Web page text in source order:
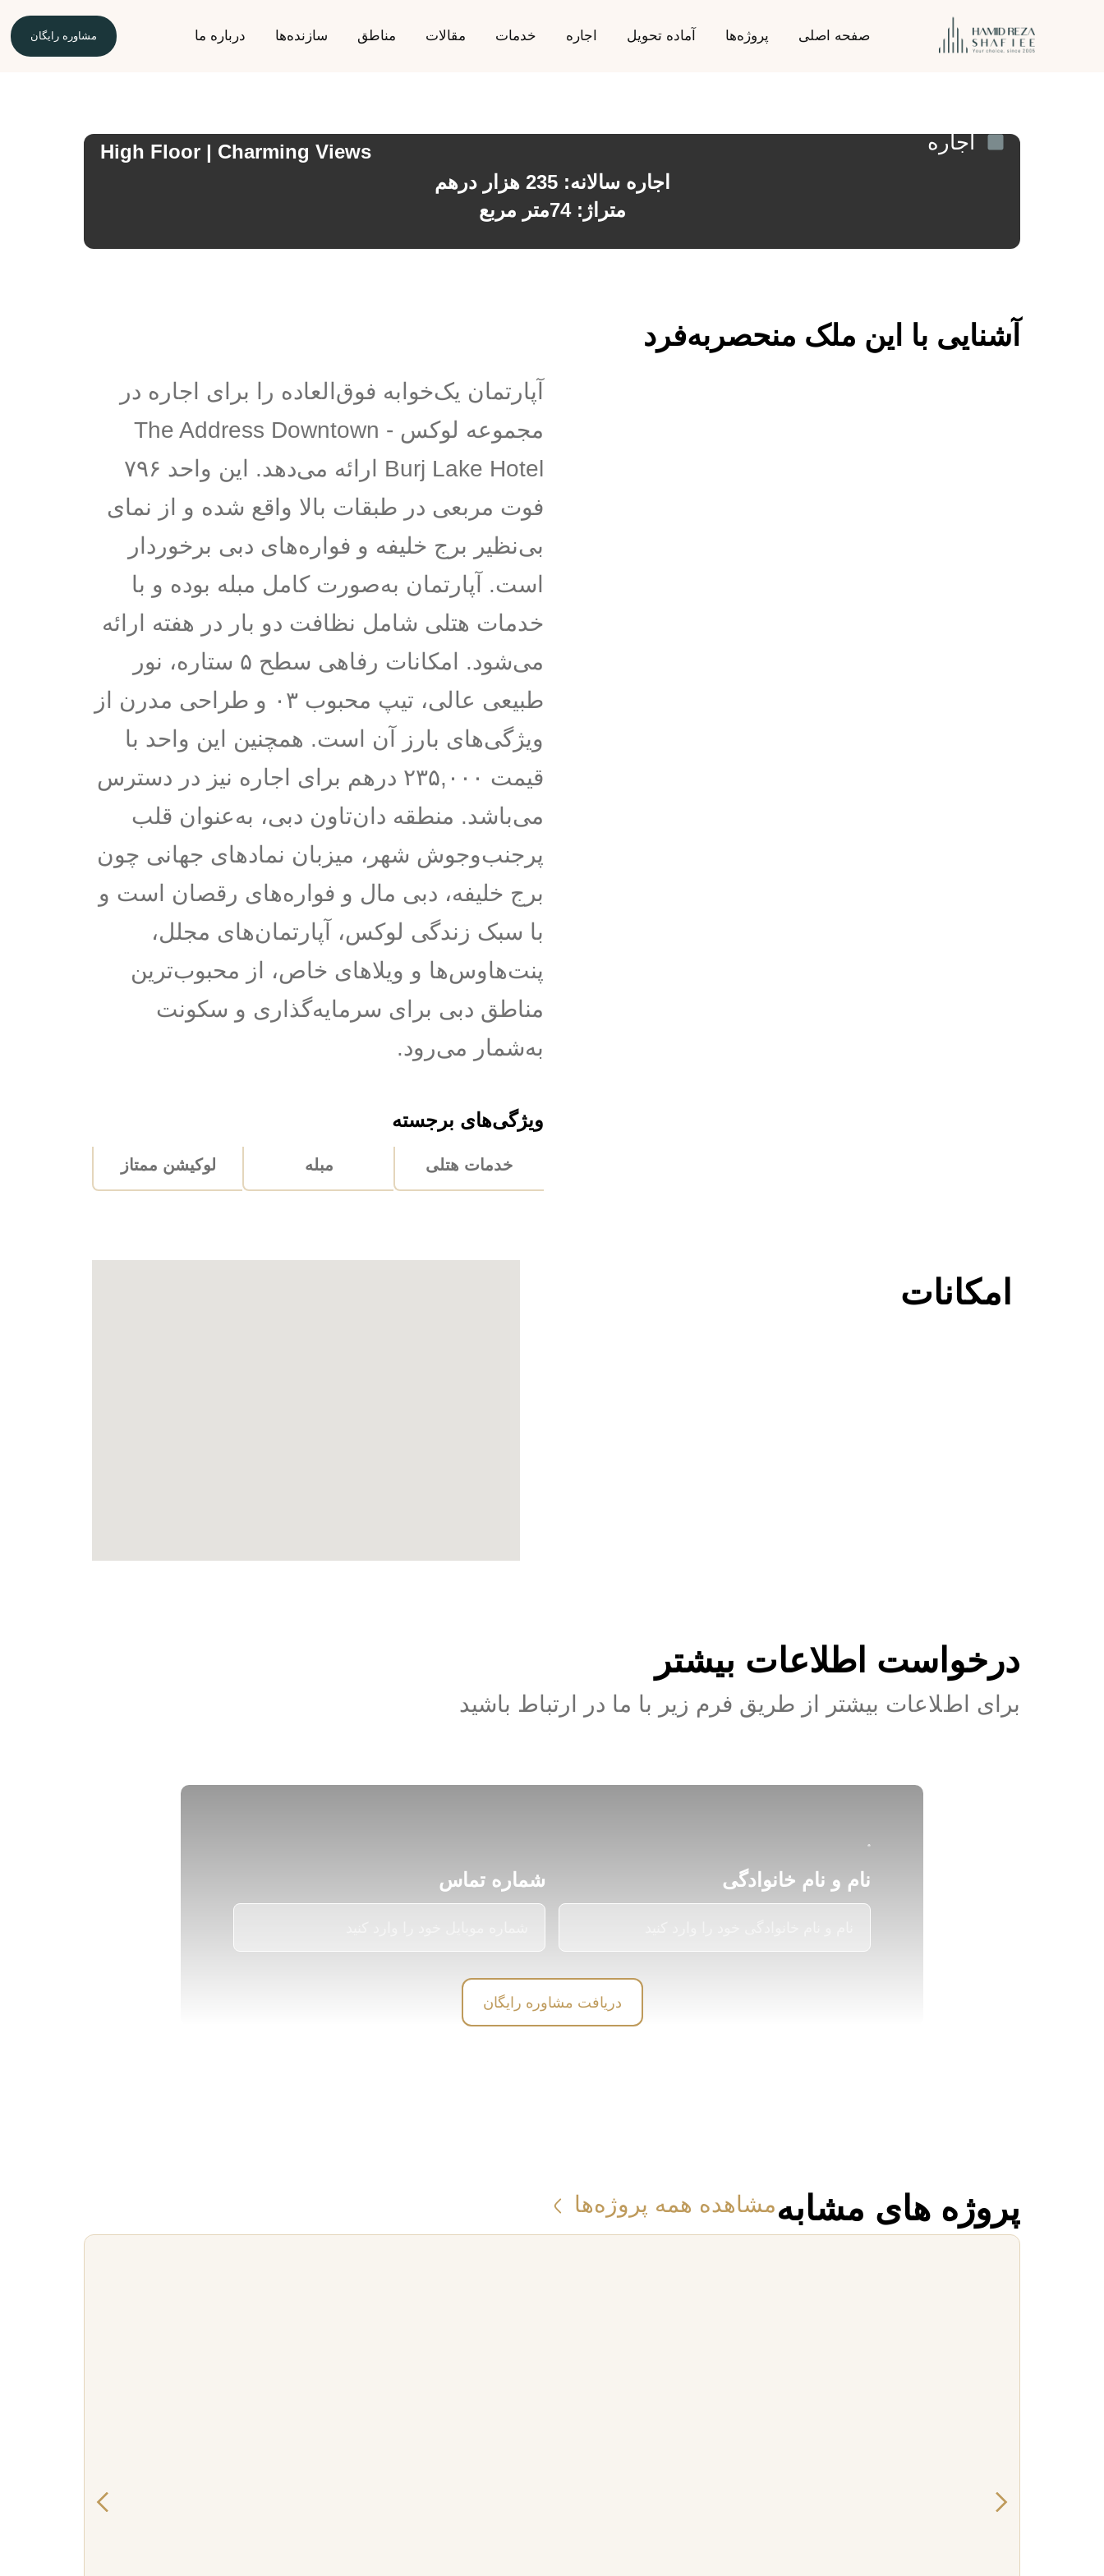
صفحه اصلی پروژه‌ها آماده تحویل اجاره خدمات مقالات مناطق سازنده‌ها درباره ما مشاوره رایگان
اجاره
اجاره سالانه: 235 هزار درهم
متراژ: 74متر مربع
High Floor | Charming Views
آشنایی با این ملک منحصربه‌فرد
آپارتمان یک‌خوابه فوق‌العاده را برای اجاره در
مجموعه لوکس The Address Downtown -
Burj Lake Hotel ارائه می‌دهد. این واحد ۷۹۶
فوت مربعی در طبقات بالا واقع شده و از نمای
بی‌نظیر برج خلیفه و فواره‌های دبی برخوردار
است. آپارتمان به‌صورت کامل مبله بوده و با
خدمات هتلی شامل نظافت دو بار در هفته ارائه
می‌شود. امکانات رفاهی سطح ۵ ستاره، نور
طبیعی عالی، تیپ محبوب ۰۳ و طراحی مدرن از
ویژگی‌های بارز آن است. همچنین این واحد با
قیمت ۲۳۵,۰۰۰ درهم برای اجاره نیز در دسترس
می‌باشد. منطقه دان‌تاون دبی، به‌عنوان قلب
پرجنب‌وجوش شهر، میزبان نمادهای جهانی چون
برج خلیفه، دبی مال و فواره‌های رقصان است و
با سبک زندگی لوکس، آپارتمان‌های مجلل،
پنت‌هاوس‌ها و ویلاهای خاص، از محبوب‌ترین
مناطق دبی برای سرمایه‌گذاری و سکونت
به‌شمار می‌رود.
ویژگی‌های برجسته
خدمات هتلی مبله لوکیشن ممتاز
امکانات
درخواست اطلاعات بیشتر
برای اطﻼعات بیشتر از طریق فرم زیر با ما در ارتباط باشید
نام و نام خانوادگی شماره تماس
دریافت مشاوره رایگان
پروژه های مشابهمشاهده همه پروژه‌ها